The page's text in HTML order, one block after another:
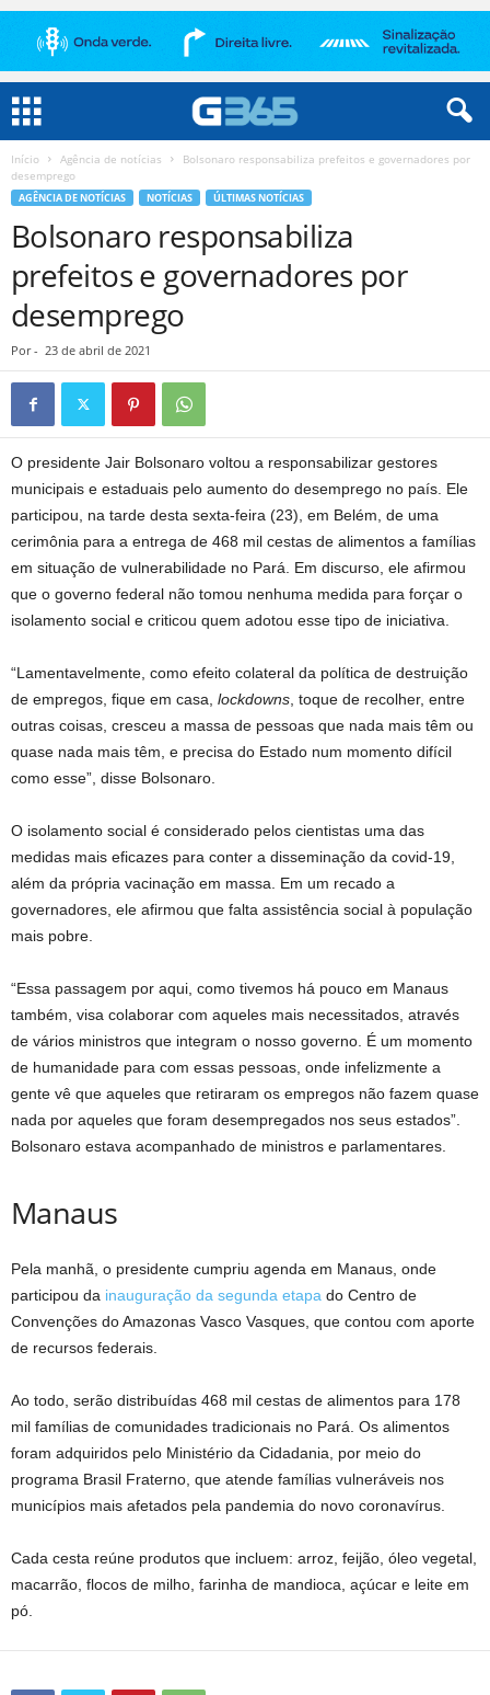
Início Agência de notícias
Bolsonaro responsabiliza prefeitos e governadores por
desemprego
AGÊNCIA DE NOTÍCIAS NOTÍCIAS ÚLTIMAS NOTÍCIAS
Bolsonaro responsabiliza
prefeitos e governadores por
desemprego
Por - 23 de abril de 2021
O presidente Jair Bolsonaro voltou a responsabilizar gestores
municipais e estaduais pelo aumento do desemprego no país. Ele
participou, na tarde desta sexta-feira (23), em Belém, de uma
cerimônia para a entrega de 468 mil cestas de alimentos a famílias
em situação de vulnerabilidade no Pará. Em discurso, ele afirmou
que o governo federal não tomou nenhuma medida para forçar o
isolamento social e criticou quem adotou esse tipo de iniciativa.
“Lamentavelmente, como efeito colateral da política de destruição
de empregos, fique em casa, lockdowns , toque de recolher, entre
outras coisas, cresceu a massa de pessoas que nada mais têm ou
quase nada mais têm, e precisa do Estado num momento difícil
como esse”, disse Bolsonaro.
O isolamento social é considerado pelos cientistas uma das
medidas mais eficazes para conter a disseminação da covid-19,
além da própria vacinação em massa. Em um recado a
governadores, ele afirmou que falta assistência social à população
mais pobre.
“Essa passagem por aqui, como tivemos há pouco em Manaus
também, visa colaborar com aqueles mais necessitados, através
de vários ministros que integram o nosso governo. É um momento
de humanidade para com essas pessoas, onde infelizmente a
gente vê que aqueles que retiraram os empregos não fazem quase
nada por aqueles que foram desempregados nos seus estados”.
Bolsonaro estava acompanhado de ministros e parlamentares.
Manaus
Pela manhã, o presidente cumpriu agenda em Manaus, onde
participou da inauguração da segunda etapa do Centro de
Convenções do Amazonas Vasco Vasques, que contou com aporte
de recursos federais.
Ao todo, serão distribuídas 468 mil cestas de alimentos para 178
mil famílias de comunidades tradicionais no Pará. Os alimentos
foram adquiridos pelo Ministério da Cidadania, por meio do
programa Brasil Fraterno, que atende famílias vulneráveis nos
municípios mais afetados pela pandemia do novo coronavírus.
Cada cesta reúne produtos que incluem: arroz, feijão, óleo vegetal,
macarrão, flocos de milho, farinha de mandioca, açúcar e leite em
pó.